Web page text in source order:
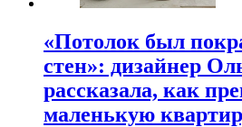
«Потолок был
стен»: дизайнер
рассказала, как
маленькую